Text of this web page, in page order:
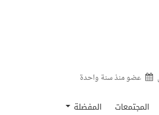
عضو منذسنة واحدة
المجتمعات المفضلة